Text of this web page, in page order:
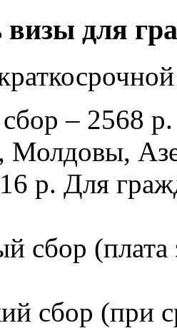
визы для
– 2568
Молдовы,
р. Для
сбор
сбор (при